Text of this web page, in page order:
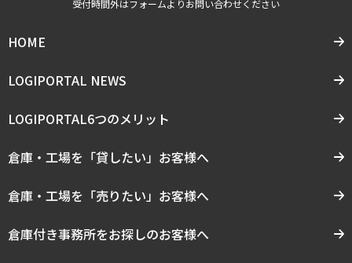
受付時間外はフォームよりお問い合わせください
HOME
LOGIPORTAL NEWS
LOGIPORTAL6つのメリット
倉庫・工場を「貸したい」お客様へ
倉庫・工場を「売りたい」お客様へ
倉庫付き事務所をお探しのお客様へ